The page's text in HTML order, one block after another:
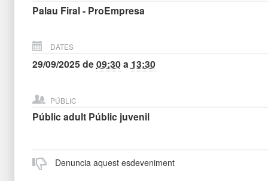
Palau Firal - ProEmpresa
DATES
29/09/2025 de09:30a 13:30
PÚBLIC
Públic adult Públic juvenil
Denuncia aquest esdeveniment